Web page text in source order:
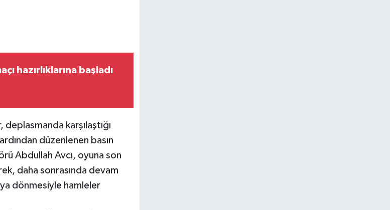
hazırlıklarına başladı
karşılaştığı
düzenlenen basın
Abdullah Avcı, oyuna son
daha sonrasında devam
dönmesiyle hamleler